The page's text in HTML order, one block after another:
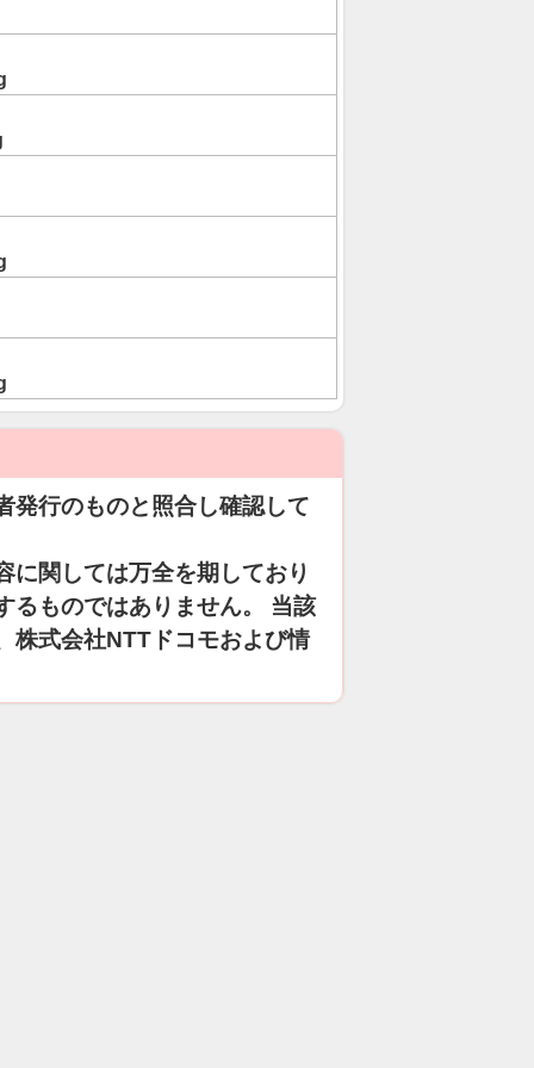
発行のものと照合し確認して
に関しては万全を期しており
るものではありません。 当該
株式会社NTTドコモおよび情